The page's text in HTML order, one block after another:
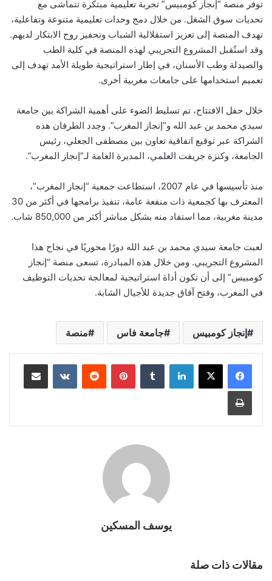
توفر منصة “إنجاز كومبيس” تجربة تعليمية مبتكرة تتماشى مع
تحديات سوق الشغل. من خلال دمج وحدات تعليمية متنوعة وتفاعلية،
تهدف المنصة إلى تعزيز استقلالية الشباب وتحفيز روح الابتكار لديهم.
وقد استُقبل المشروع التجريبي لهذه المنصة في كلية الطب
والصيدلة وطب الأسنان، في إطار استراتيجية طويلة الأمد تهدف إلى
تعميم استخدامها على جامعات مغربية أخرى.
خلال حفل الافتتاح، تم تسليط الضوء على أهمية الشراكة بين جامعة
سيدي محمد بن عبد الله و”إنجاز المغرب”. وجدد الطرفان هذه
الشراكة عبر توقيع اتفاقية تعاون بين مصطفى الجعلي، رئيس
الجامعة، وكنزة جريفت العلمي، المديرة العامة لـ”إنجاز المغرب”.
منذ تأسيسها في عام 2007، استطاعت جمعية “إنجاز المغرب”،
المعترف بها كجمعية ذات منفعة عامة، تنفيذ برامجها في أكثر من 30
مدينة مغربية، مما استفاد منه بشكل مباشر أكثر من 850,000 شاب.
لعبت جامعة سيدي محمد بن عبد الله دورًا محوريًا في نجاح هذا
المشروع التجريبي. ومن خلال هذه المبادرة، تسعى منصة “إنجاز
كومبيس” إلى أن تكون أداة استراتيجية لمعالجة تحديات التوظيف
في المغرب، وفتح آفاق جديدة للأجيال الشابة.
إنجاز كومبيس جامعة فاس منصة
لينكدإن بينتيريست مشاركة عبر البريد
طباعة
يوسف المسكين
مقالات ذات صلة